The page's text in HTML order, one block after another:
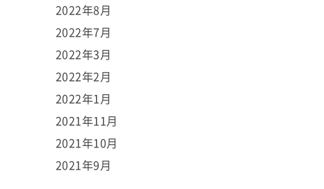
2022年8月
2022年7月
2022年3月
2022年2月
2022年1月
2021年11月
2021年10月
2021年9月